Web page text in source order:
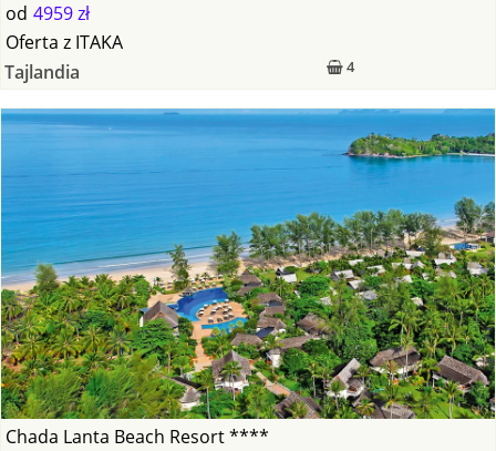
od 4959 zł
4
Oferta z ITAKA
Tajlandia
Chada Lanta Beach Resort ****